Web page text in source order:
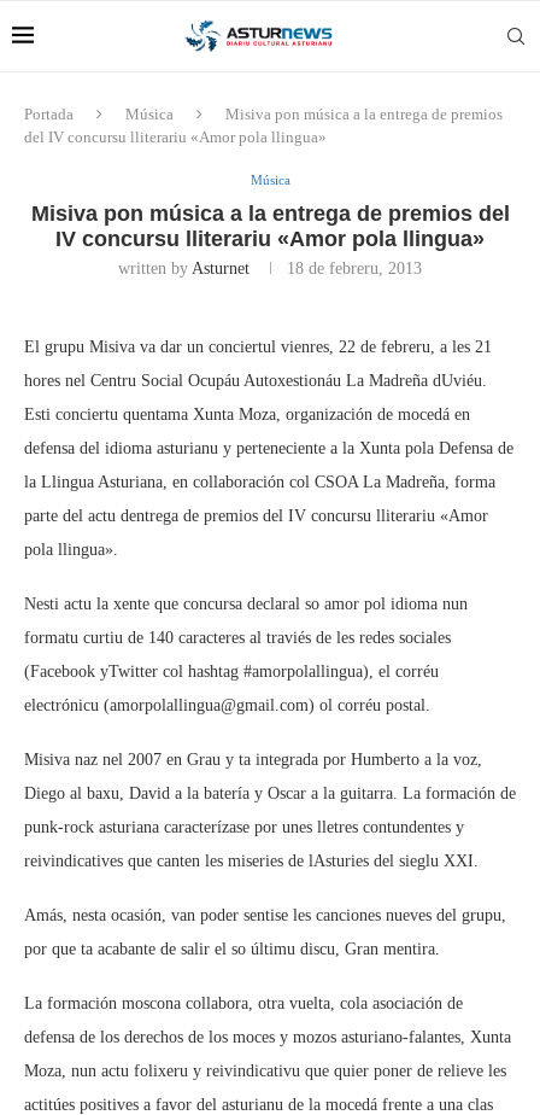
Portada Música
Misiva pon música a la entrega de premios
del IV concursu lliterariu «Amor pola llingua»
Música
Misiva pon música a la entrega de premios del
IV concursu lliterariu «Amor pola llingua»
written by Asturnet 18 de febreru, 2013
El grupu Misiva va dar un conciertul vienres, 22 de febreru, a les 21
hores nel Centru Social Ocupáu Autoxestionáu La Madreña dUviéu.
Esti conciertu quentama Xunta Moza, organización de mocedá en
defensa del idioma asturianu y perteneciente a la Xunta pola Defensa de
la Llingua Asturiana, en collaboración col CSOA La Madreña, forma
parte del actu dentrega de premios del IV concursu lliterariu «Amor
pola llingua».
Nesti actu la xente que concursa declaral so amor pol idioma nun
formatu curtiu de 140 caracteres al traviés de les redes sociales
(Facebook yTwitter col hashtag #amorpolallingua), el corréu
electrónicu (amorpolallingua@gmail.com) ol corréu postal.
Misiva naz nel 2007 en Grau y ta integrada por Humberto a la voz,
Diego al baxu, David a la batería y Oscar a la guitarra. La formación de
punk-rock asturiana caracterízase por unes lletres contundentes y
reivindicatives que canten les miseries de lAsturies del sieglu XXI.
Amás, nesta ocasión, van poder sentise les canciones nueves del grupu,
por que ta acabante de salir el so últimu discu, Gran mentira.
La formación moscona collabora, otra vuelta, cola asociación de
defensa de los derechos de los moces y mozos asturiano-falantes, Xunta
Moza, nun actu folixeru y reivindicativu que quier poner de relieve les
actitúes positives a favor del asturianu de la mocedá frente a una clas